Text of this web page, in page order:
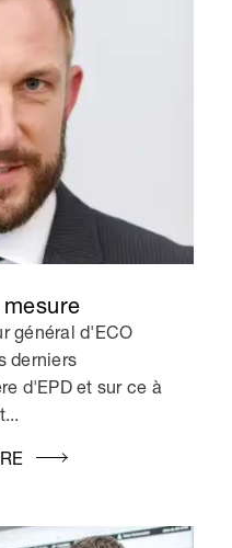
général d'ECO
derniers
d'EPD et sur ce à